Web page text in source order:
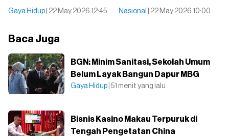
Gaya Hidup | 22 May 2026 12:45 Nasional | 22 May 2026 10:00
Baca Juga
BGN: Minim Sanitasi, Sekolah Umum
Belum Layak Bangun Dapur MBG
Gaya Hidup | 51 menit yang lalu
Bisnis Kasino Makau Terpuruk di
Tengah Pengetatan China